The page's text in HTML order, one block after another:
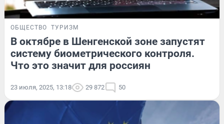
ОБЩЕСТВО ТУРИЗМ
В октябре в Шенгенской зоне запустят
систему биометрического контроля.
Что это значит для россиян
23 июля, 2025, 13:18 29 872 50